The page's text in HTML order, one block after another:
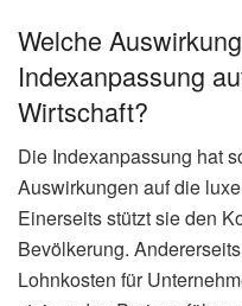
Warum steigen
aktuell so stark an?
Die aktuelle Teuerung in
gestiegenen
wiederum eine Folge der
Lage im Nahen Osten, die
auswirkt und die Preise in